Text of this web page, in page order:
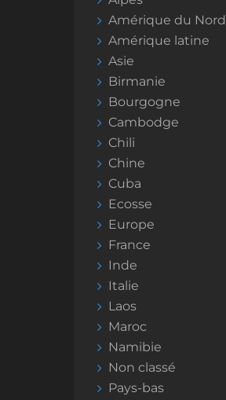
Amérique du Nord
Amérique latine
Asie
Birmanie
Bourgogne
Cambodge
Chili
Chine
Cuba
Ecosse
Europe
France
Inde
Italie
Laos
Maroc
Namibie
Non classé
Pays-bas